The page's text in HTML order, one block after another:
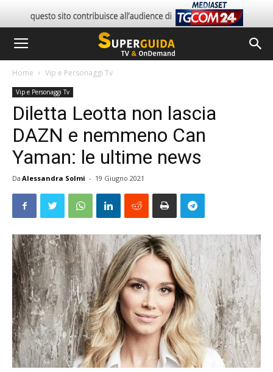
Home Vip e Personaggi Tv
Vip e Personaggi Tv
Diletta Leotta non lascia
DAZN e nemmeno Can
Yaman: le ultime news
Da Alessandra Solmi - 19 Giugno 2021